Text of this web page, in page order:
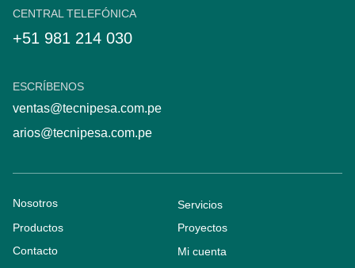
CENTRAL TELEFÓNICA
+51 981 214 030
ESCRÍBENOS
ventas@tecnipesa.com.pe
arios@tecnipesa.com.pe
Nosotros
Servicios
Productos
Proyectos
Contacto
Mi cuenta